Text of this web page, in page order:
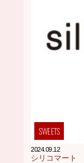
2024.09.12
SWEETS
シリコマート